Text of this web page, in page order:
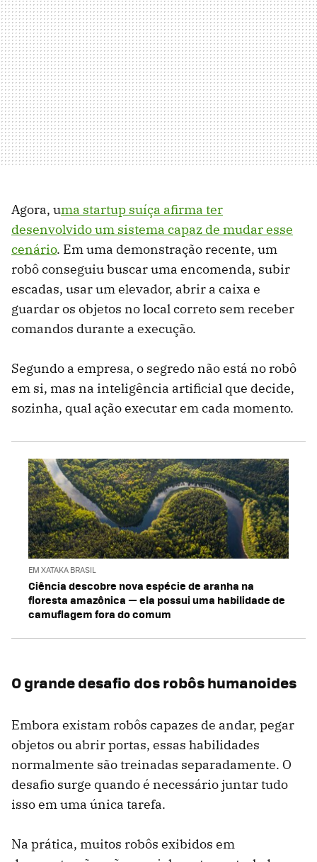
Agora, uma startup suíça afirma ter
desenvolvido um sistema capaz de mudar esse
cenário. Em uma demonstração recente, um
robô conseguiu buscar uma encomenda, subir
escadas, usar um elevador, abrir a caixa e
guardar os objetos no local correto sem receber
comandos durante a execução.
Segundo a empresa, o segredo não está no robô
em si, mas na inteligência artificial que decide,
sozinha, qual ação executar em cada momento.
EM XATAKA BRASIL
Ciência descobre nova espécie de aranha na
floresta amazônica — ela possui uma habilidade de
camuflagem fora do comum
O grande desafio dos robôs humanoides
Embora existam robôs capazes de andar, pegar
objetos ou abrir portas, essas habilidades
normalmente são treinadas separadamente. O
desafio surge quando é necessário juntar tudo
isso em uma única tarefa.
Na prática, muitos robôs exibidos em